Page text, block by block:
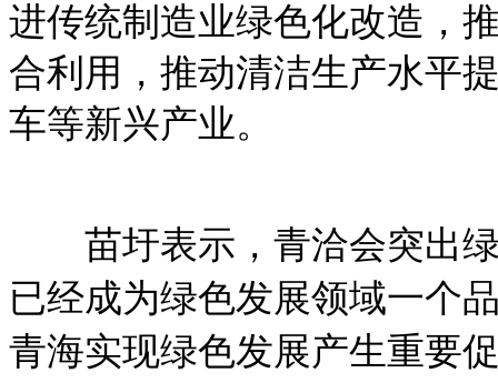
进传统制造业绿色化改造，
合利用，推动清洁生产水平
车等新兴产业。
苗圩表示，青洽会突出绿
已经成为绿色发展领域一个
青海实现绿色发展产生重要